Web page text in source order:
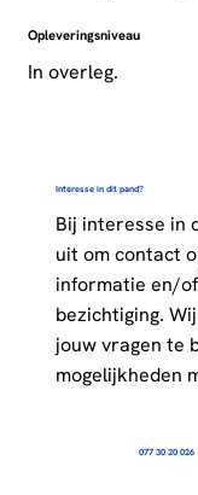
Opleveringsniveau
In overleg.
Interesse in dit pand?
Bij interesse in
uit om contact
informatie en/
bezichtiging.
jouw vragen te
mogelijkheden
077 30 20 026